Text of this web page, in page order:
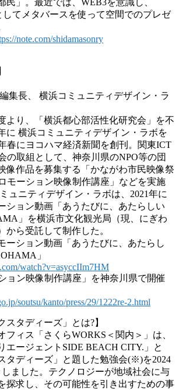
民」。最近では、WEB3を意識し、
してメタバースを使って空間でのプレゼ
note.com/shidamasonry
集長、 横浜コミュニティデザイン・ラ
より、「横浜都心部活性化研究会」を不
に 横浜コミュニティデザイン・ラボを
春にヨコハマ経済新聞を創刊。関東ICT
の取組として、神奈川県のNPO等の団
像作品を募集する「かながわ市民映像祭
モーション映像制作講座」などを実施
ュニティデザイン・ラボは、2021年に
ション動画「あうたびに、あたらしい
」を横浜市文化観光局（現、にぎわ
から受託して制作した。
ーション動画「あうたびに、あたらし
」
watch?v=asyccIIm7HM
ョン映像制作講座」を神奈川県で開催
soutsu/kanto/press/29/1222re-2.html
スタディーズ」とは?】
フィス「さくらWORKS＜関内＞」は、
エージェントSIDE BEACH CITY.」と
タディーズ」と題した勉強会(※)を2024
ました。テクノロジーが地域社会に与
探求し、その可能性を引き出すための事